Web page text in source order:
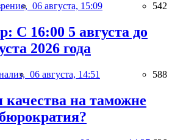
06 августа, 15:09 542
С 16:00 5 августа до
2026 года
06 августа, 14:51 588
на таможне